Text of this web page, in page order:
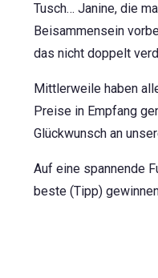
Tusch… Janine, die
Beisammensein
das nicht doppelt
Mittlerweile haben
Preise in Empfang
Glückwunsch an
Auf eine spannende
beste (Tipp)